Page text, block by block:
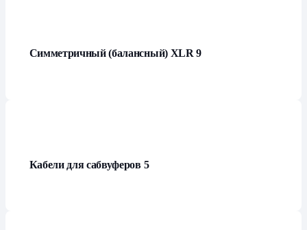
Симметричный (балансный) XLR9
Кабели для сабвуферов 5